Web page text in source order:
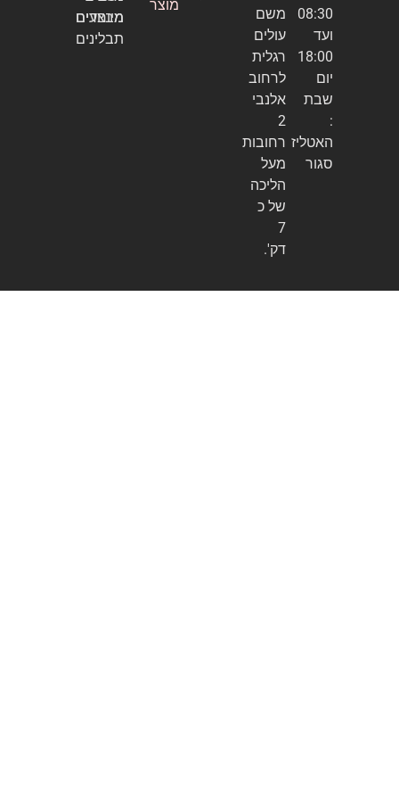
08:30
18:00
שבת
האטליז
סגור
משם
עולים
רגלית
לרחוב
אלנבי
רחובות
מעל
הליכה
של כ
דק'.
מוצר
מיוחדים
תבלינים
מבצעים